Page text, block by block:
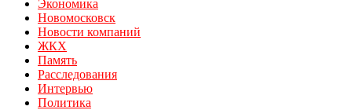
Экономика
Новомосковск
Новости компаний
ЖКХ
Память
Расследования
Интервью
Политика